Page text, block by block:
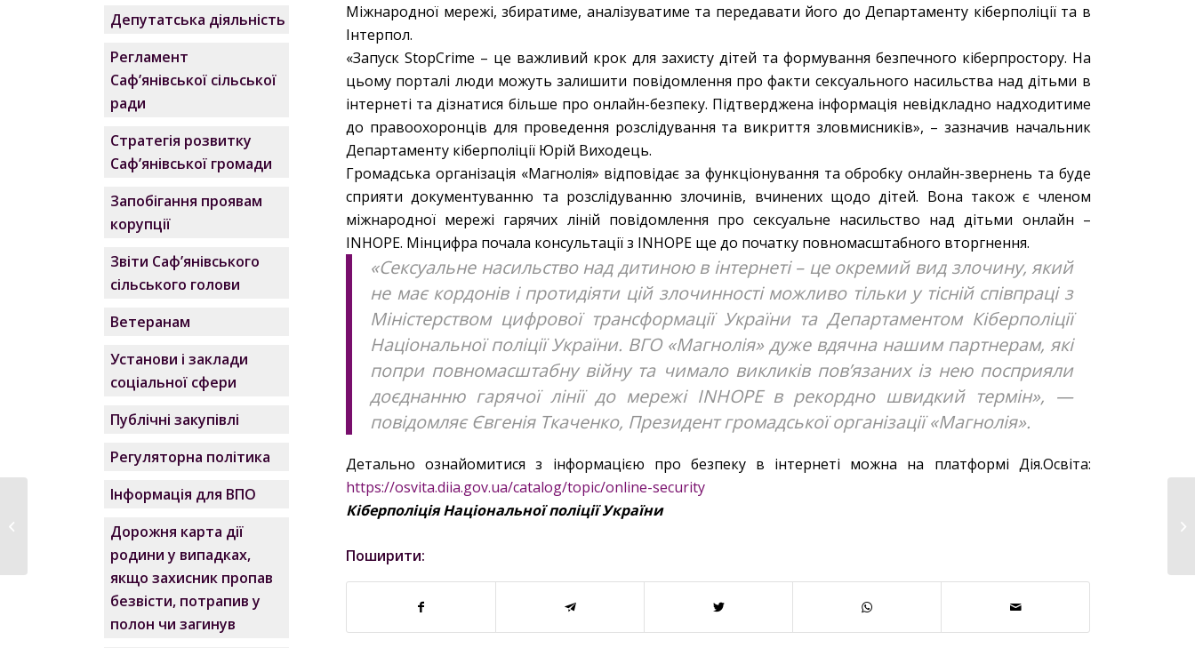
Міжнародної мережі, збиратиме, аналізуватиме та передавати його до Департаменту кіберполіції та в
Інтерпол.
«Запуск StopCrime – це важливий крок для захисту дітей та формування безпечного кіберпростору. На
цьому порталі люди можуть залишити повідомлення про факти сексуального насильства над дітьми в
інтернеті та дізнатися більше про онлайн-безпеку. Підтверджена інформація невідкладно надходитиме
до правоохоронців для проведення розслідування та викриття зловмисників», – зазначив начальник
Департаменту кіберполіції Юрій Виходець.
Громадська організація «Магнолія» відповідає за функціонування та обробку онлайн-звернень та буде
сприяти документуванню та розслідуванню злочинів, вчинених щодо дітей. Вона також є членом
міжнародної мережі гарячих ліній повідомлення про сексуальне насильство над дітьми онлайн –
INHOPE. Мінцифра почала консультації з INHOPE ще до початку повномасштабного вторгнення.
«Сексуальне насильство над дитиною в інтернеті – це окремий вид злочину, який
не має кордонів і протидіяти цій злочинності можливо тільки у тісній співпраці з
Міністерством цифрової трансформації України та Департаментом Кіберполіції
Національної поліції України. ВГО «Магнолія» дуже вдячна нашим партнерам, які
попри повномасштабну війну та чимало викликів пов’язаних із нею посприяли
доєднанню гарячої лінії до мережі INHOPE в рекордно швидкий термін», —
повідомляє Євгенія Ткаченко, Президент громадської організації «Магнолія».
Детально ознайомитися з інформацією про безпеку в інтернеті можна на платформі Дія.Освіта:
https://osvita.diia.gov.ua/catalog/topic/online-security
Кіберполіція Національної поліції України
Поширити:
Депутатська діяльність
Регламент
Саф’янівської сільської
ради
Стратегія розвитку
Саф’янівської громади
Запобігання проявам
корупції
Звіти Саф’янівського
сільського голови
Ветеранам
Установи і заклади
соціальної сфери
Публічні закупівлі
Регуляторна політика
Інформація для ВПО
Дорожня карта дії
родини у випадках,
якщо захисник пропав
безвісти, потрапив у
полон чи загинув
Розпорядження №57/
Р-2024 про скликання